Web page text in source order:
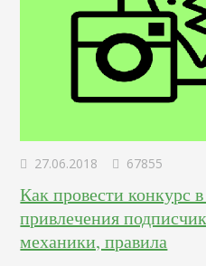
27.06.2018 67855
Как провести конкурс
привлечения
механики, правила